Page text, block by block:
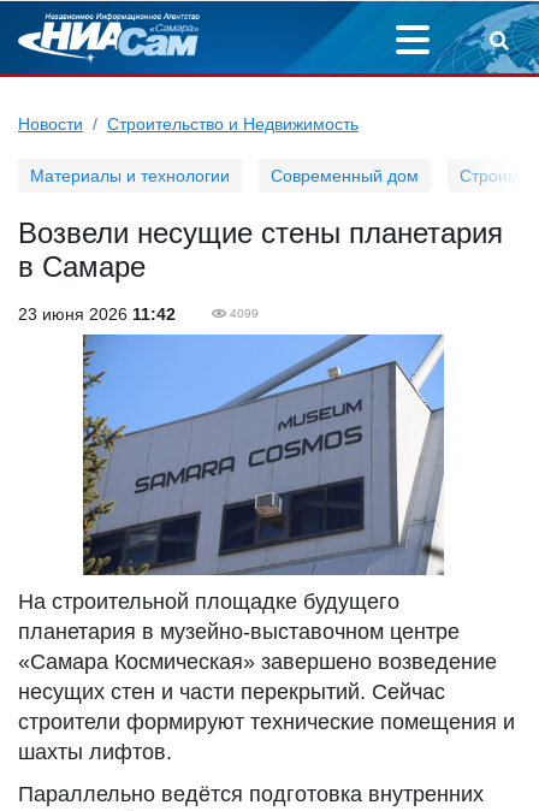
Новости Строительство и Недвижимость
Материалы и технологии Современный дом Строим
Возвели несущие стены планетария
в Самаре
23 июня 2026 11:42 4099
На строительной площадке будущего
планетария в музейно-выставочном центре
«Самара Космическая» завершено возведение
несущих стен и части перекрытий. Сейчас
строители формируют технические помещения и
шахты лифтов.
Параллельно ведётся подготовка внутренних